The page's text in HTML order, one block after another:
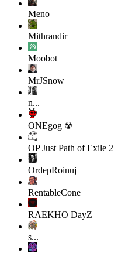
Meno
Mithrandir
Moobot
MrJSnow
n...
ONEgog ☢
OP Just Path of Exile 2
OrdepRoinuj
RentableCone
RΛEKHO DayZ
s...